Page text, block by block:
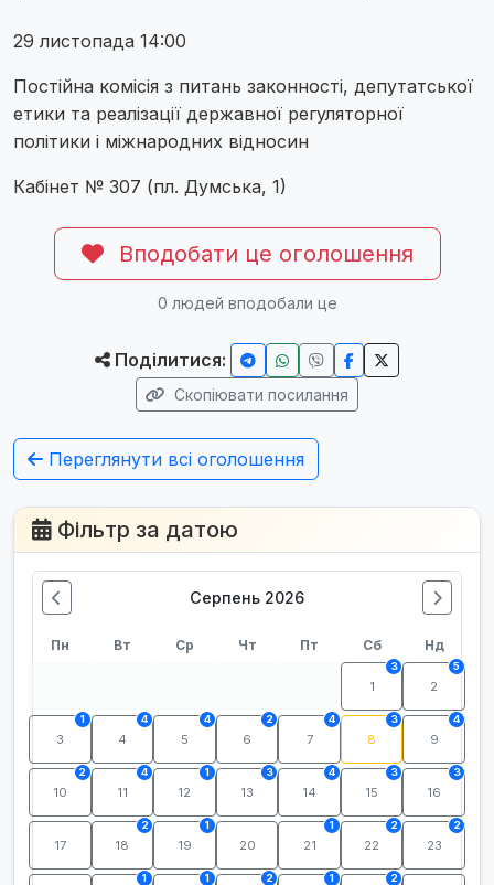
29 листопада 14:00
Постійна комісія з питань законності, депутатської
етики та реалізації державної регуляторної
політики і міжнародних відносин
Кабінет № 307 (пл. Думська, 1)
Вподобати це оголошення
0 людей вподобали це
Поділитися:
Скопіювати посилання
Переглянути всі оголошення
Фільтр за датою
Серпень 2026
Пн Вт Ср Чт Пт Сб Нд
1
3
2
5
3
1
4
4
5
4
6
2
7
4
8
3
9
4
10
2
11
4
12
1
13
3
14
4
15
3
16
3
17 18
2
19
1
20 21
1
22
2
23
2
1 1 2 1 2